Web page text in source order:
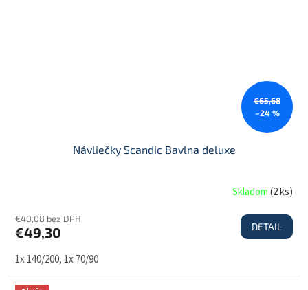
€65,68
–24 %
Návliečky Scandic Bavlna deluxe
Skladom(2 ks)
€40,08 bez DPH
€49,30 DETAIL
1x 140/200, 1x 70/90